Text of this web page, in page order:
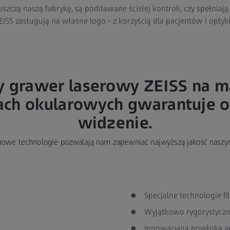
naszą fabrykę, są poddawane ścisłej kontroli, czy spełniają
zasługują na własne logo - z korzyścią dla pacjentów i
grawer laserowy ZEISS na
okularowych gwarantuje
widzenie.
technologie pozwalają nam zapewniać najwyższą jakość
Specjalne technologie
Wyjątkowo